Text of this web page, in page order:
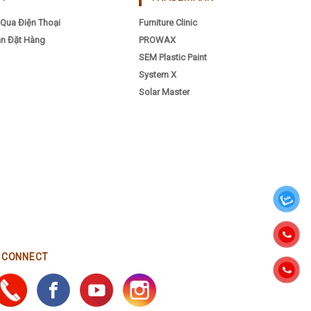
Điện Thoại
Đặt Hàng
Furniture Clinic
PROWAX
SEM Plastic Paint
System X
Solar Master
CONNECT